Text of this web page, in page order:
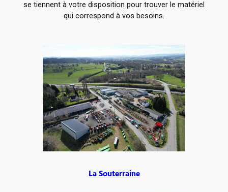
se tiennent à votre disposition pour trouver le matériel
qui correspond à vos besoins.
La Souterraine